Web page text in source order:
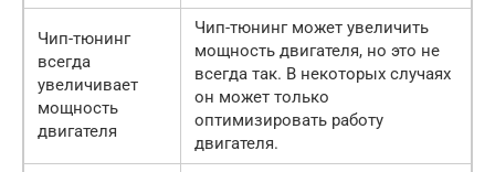
Чип-тюнинг
всегда
увеличивает
мощность
двигателя
Чип-тюнинг может увеличить
мощность двигателя, но это не
всегда так. В некоторых случаях
он может только
оптимизировать работу
двигателя.